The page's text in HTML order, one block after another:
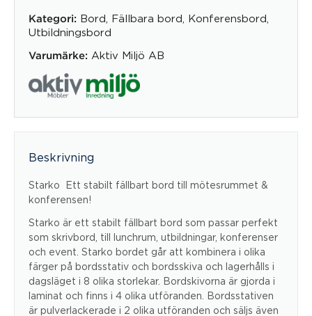
Kategori: Bord Fällbara bord Konferensbord
Utbildningsbord
Varumärke: Aktiv Miljö AB
Beskrivning
Starko  Ett stabilt fällbart bord till mötesrummet &
konferensen!
Starko är ett stabilt fällbart bord som passar perfekt
som skrivbord, till lunchrum, utbildningar, konferenser
och event. Starko bordet går att kombinera i olika
färger på bordsstativ och bordsskiva och lagerhålls i
dagsläget i 8 olika storlekar. Bordskivorna är gjorda i
laminat och finns i 4 olika utföranden. Bordsstativen
är pulverlackerade i 2 olika utföranden och säljs även